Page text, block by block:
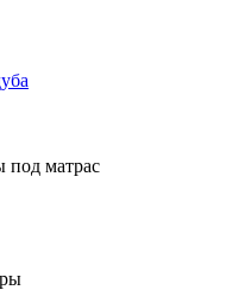
под матрас